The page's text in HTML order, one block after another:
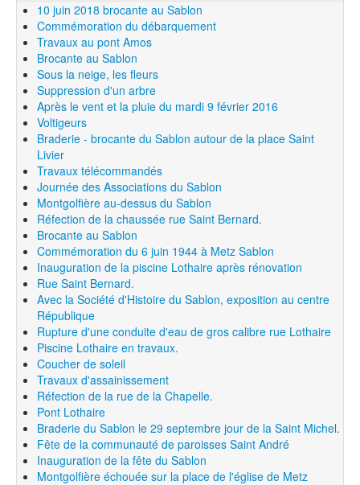
10 juin 2018 brocante au Sablon
Commémoration du débarquement
Travaux au pont Amos
Brocante au Sablon
Sous la neige, les fleurs
Suppression d'un arbre
Après le vent et la pluie du mardi 9 février 2016
Voltigeurs
Braderie - brocante du Sablon autour de la place Saint
Livier
Travaux télécommandés
Journée des Associations du Sablon
Montgolfière au-dessus du Sablon
Réfection de la chaussée rue Saint Bernard.
Brocante au Sablon
Commémoration du 6 juin 1944 à Metz Sablon
Inauguration de la piscine Lothaire après rénovation
Rue Saint Bernard.
Avec la Société d'Histoire du Sablon, exposition au centre
République
Rupture d'une conduite d'eau de gros calibre rue Lothaire
Piscine Lothaire en travaux.
Coucher de soleil
Travaux d'assainissement
Réfection de la rue de la Chapelle.
Pont Lothaire
Braderie du Sablon le 29 septembre jour de la Saint Michel.
Fête de la communauté de paroisses Saint André
Inauguration de la fête du Sablon
Montgolfière échouée sur la place de l'église de Metz